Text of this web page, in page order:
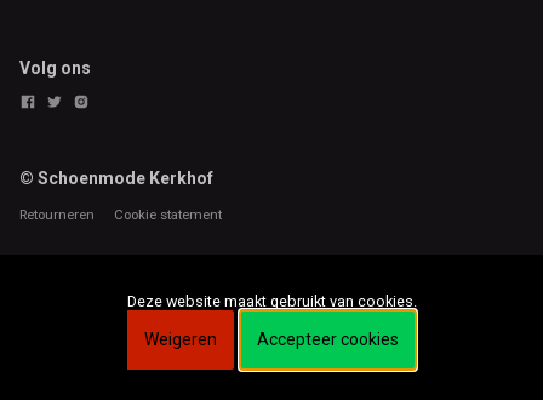
Volg ons
© Schoenmode Kerkhof
Retourneren Cookie statement
Deze website maakt gebruikt van cookies.
Weigeren Accepteer cookies